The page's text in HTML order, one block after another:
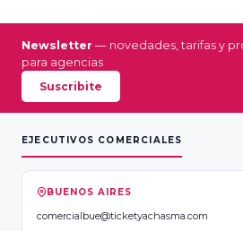
Newsletter — novedades, tarifas y
para agencias
Suscribite
EJECUTIVOS COMERCIALES
BUENOS AIRES
comercialbue@ticketyachasma.com